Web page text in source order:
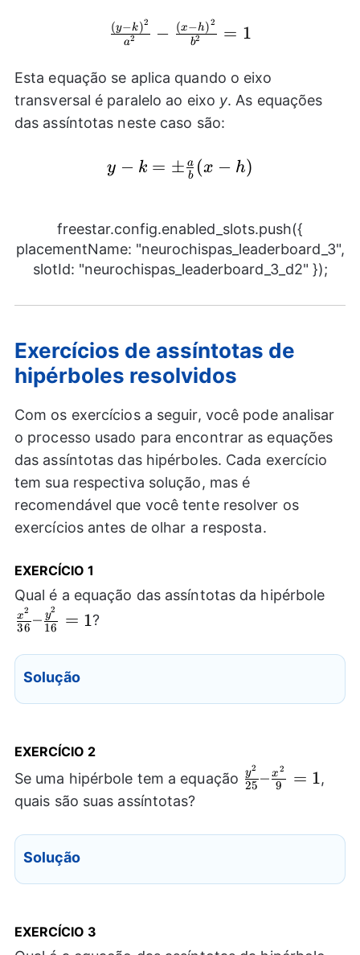
\frac{{{(y-
k)}^2}}
{{{a}^2}}-
\frac{{{(x-
h)}^2}}
{{{b}^2}}=1
a2
(y−k)2
− b2
(x−h)2
= 1
Esta equação se aplica quando o eixo
transversal é paralelo ao eixo y. As equações
das assíntotas neste caso são:
y-
{b}(x-
h)
y − k = ± b
a (x − h)
freestar.config.enabled_slots.push({
placementName: "neurochispas_leaderboard_3",
slotId: "neurochispas_leaderboard_3_d2" });
Exercícios de assíntotas de
hipérboles resolvidos
Com os exercícios a seguir, você pode analisar
o processo usado para encontrar as equações
das assíntotas das hipérboles. Cada exercício
tem sua respectiva solução, mas é
recomendável que você tente resolver os
exercícios antes de olhar a resposta.
EXERCÍCIO 1
Qual é a equação das assíntotas da hipérbole
36
x2 – 16
y2 = 1?
Solução
EXERCÍCIO 2
Se uma hipérbole tem a equação
{25} –
{9} = 1
25
y2 – 9
x2 = 1,
quais são suas assíntotas?
Solução
EXERCÍCIO 3